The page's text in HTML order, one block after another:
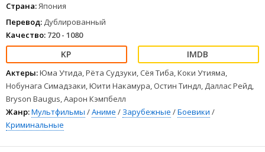
Страна:Япония
Перевод: Дублированный
Качество: 720 - 1080
Актеры:Юма Утида, Рёта Судзуки, Сёя Тиба, Коки Утияма,
Нобунага Симадзаки, Юити Накамура, Остин Тиндл, Даллас Рейд,
Bryson Baugus, Аарон Кэмпбелл
Жанр:Мультфильмы /Аниме / Зарубежные /Боевики /
Криминальные